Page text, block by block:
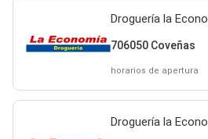
Droguería la
706050 Coveñas
horarios de apertura
Droguería la